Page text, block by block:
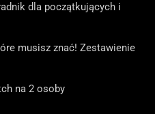
dla początkujących i
musisz znać! Zestawienie
na 2 osoby